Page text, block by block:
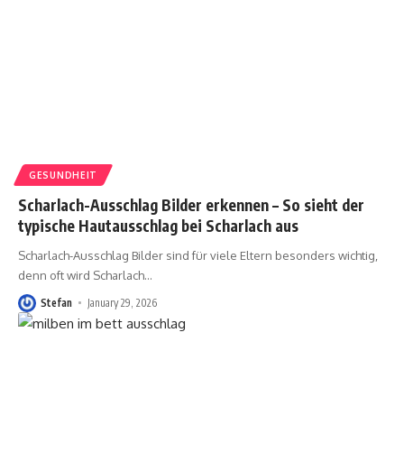
GESUNDHEIT
Scharlach-Ausschlag Bilder erkennen – So sieht der
typische Hautausschlag bei Scharlach aus
Scharlach-Ausschlag Bilder sind für viele Eltern besonders wichtig,
denn oft wird Scharlach…
Stefan January 29, 2026